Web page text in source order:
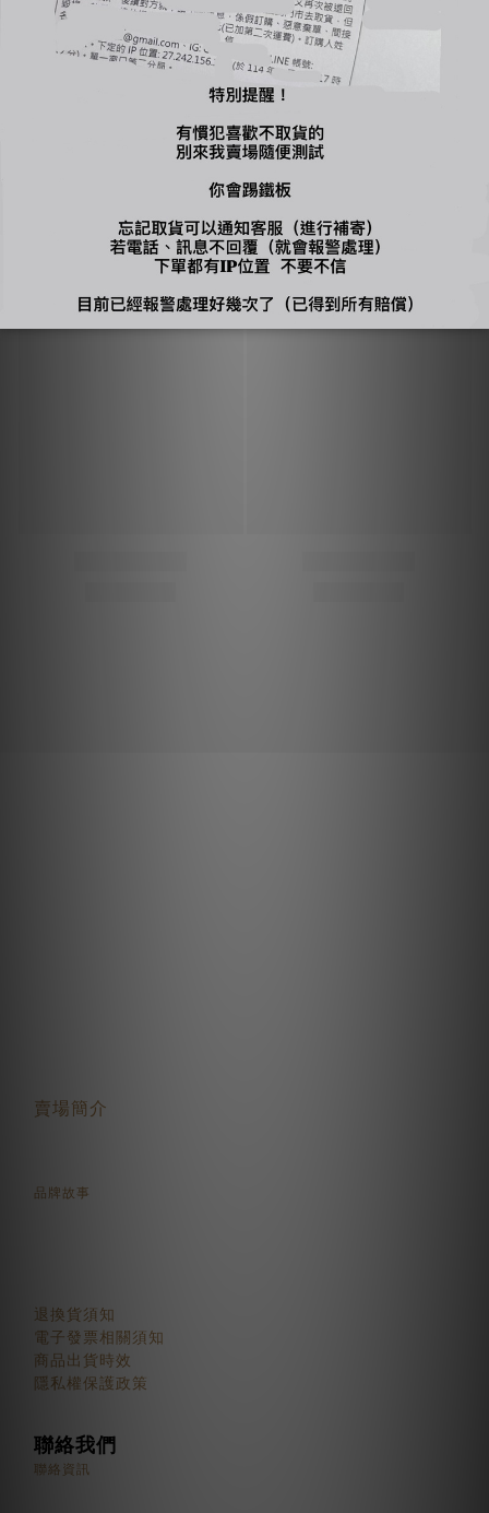
🔍【INSTAGRAM】：bjy_666
🔍【LINE 官方】：@bjy_666
賣場簡介
品牌故事
退換貨須知
電子發票相關須知
商品出貨時效
隱私權保護政策
聯絡我們
聯絡資訊